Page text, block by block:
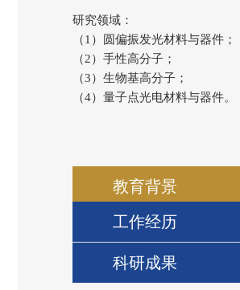
研究领域：
（1）圆偏振发光材料与器件；
（2）手性高分子；
（3）生物基高分子；
（4）量子点光电材料与器件。
教育背景
工作经历
科研成果